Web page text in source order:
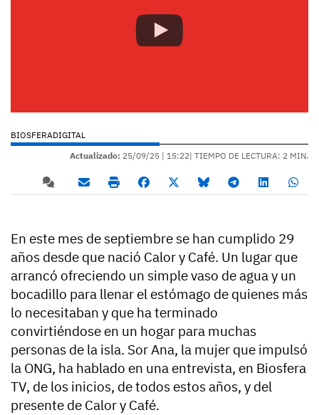
BIOSFERADIGITAL
Actualizado: 25/09/25 | 15:22| TIEMPO DE LECTURA: 2 MIN.
En este mes de septiembre se han cumplido 29
años desde que nació Calor y Café. Un lugar que
arrancó ofreciendo un simple vaso de agua y un
bocadillo para llenar el estómago de quienes más
lo necesitaban y que ha terminado
convirtiéndose en un hogar para muchas
personas de la isla. Sor Ana, la mujer que impulsó
la ONG, ha hablado en una entrevista, en Biosfera
TV, de los inicios, de todos estos años, y del
presente de Calor y Café.